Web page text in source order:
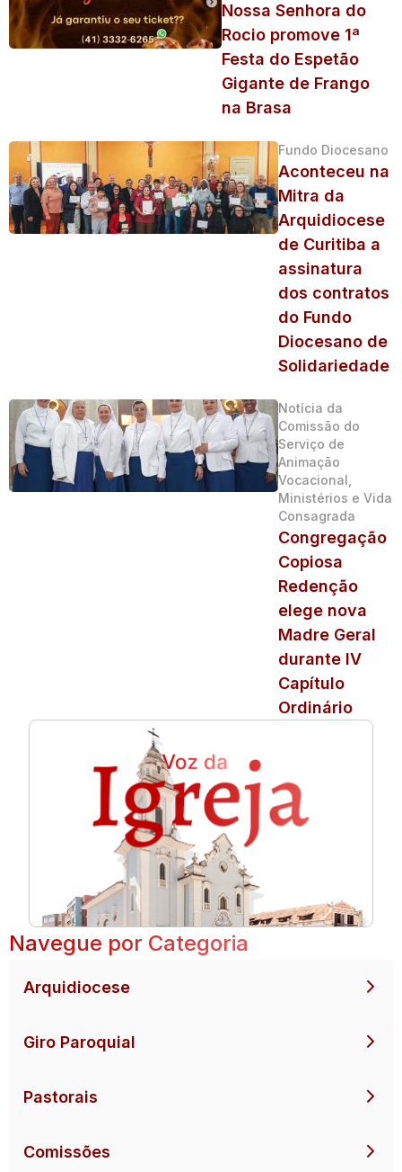
Nossa Senhora do
Rocio promove 1ª
Festa do Espetão
Gigante de Frango
na Brasa
Fundo Diocesano
Aconteceu na
Mitra da
Arquidiocese
de Curitiba a
assinatura
dos contratos
do Fundo
Diocesano de
Solidariedade
Notícia da
Comissão do
Serviço de
Animação
Vocacional,
Ministérios e Vida
Consagrada
Congregação
Copiosa
Redenção
elege nova
Madre Geral
durante IV
Capítulo
Ordinário
Navegue por Categoria
Arquidiocese
Giro Paroquial
Pastorais
Comissões